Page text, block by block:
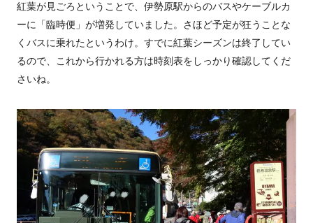
紅葉が見ごろということで、伊勢原駅からのバスやケーブルカ
ーに「臨時便」が増発していました。さほど予定が狂うことな
くバスに乗れたというわけ。すでに紅葉シーズンは終了してい
るので、これから行かれる方は時刻表をしっかり確認してくだ
さいね。